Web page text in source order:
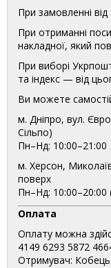
При замовленні
При отриманні
накладної, який
При виборі
та індекс — від
Ви можете
м. Дніпро, вул.
Сільпо)
Пн–Нд: 10:00–21:00
м. Херсон,
поверх
Пн–Нд:
Оплата
Оплату можна
4149 6293 5872
Отримувач: